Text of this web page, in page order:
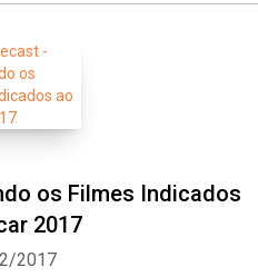
os Filmes Indicados
2017
2017